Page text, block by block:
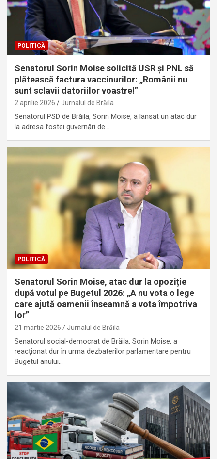
POLITICĂ
Senatorul Sorin Moise solicită USR și PNL să
plătească factura vaccinurilor: „Românii nu
sunt sclavii datoriilor voastre!”
2 aprilie 2026 Jurnalul de Brăila
Senatorul PSD de Brăila, Sorin Moise, a lansat un atac dur
la adresa fostei guvernări de…
POLITICĂ
Senatorul Sorin Moise, atac dur la opoziție
după votul pe Bugetul 2026: „A nu vota o lege
care ajută oamenii înseamnă a vota împotriva
lor”
21 martie 2026 Jurnalul de Brăila
Senatorul social-democrat de Brăila, Sorin Moise, a
reacționat dur în urma dezbaterilor parlamentare pentru
Bugetul anului…